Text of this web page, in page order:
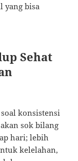
yang bisa
Sehat
konsistensi
sok bilang
hari; lebih
kelelahan,